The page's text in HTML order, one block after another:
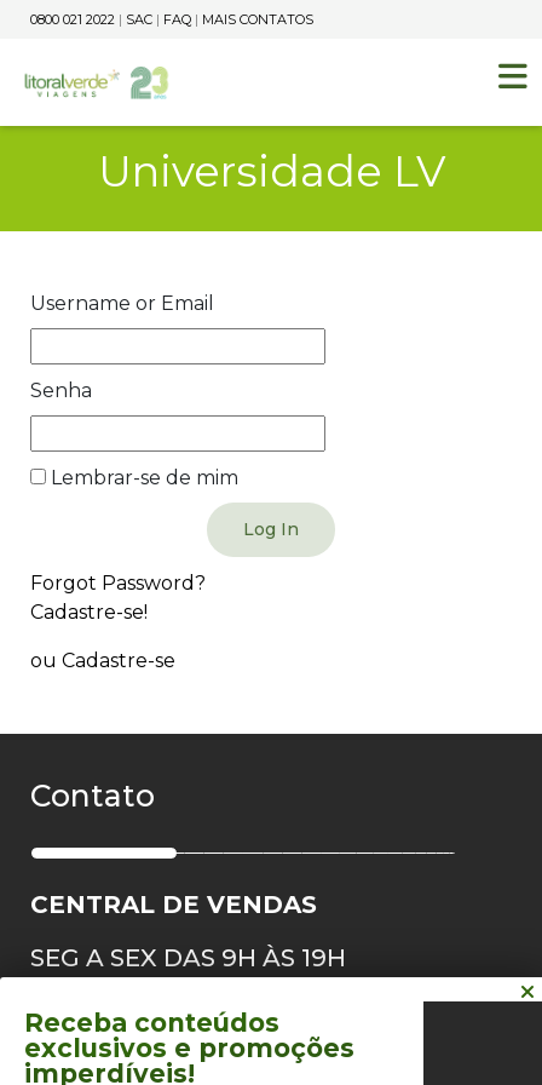
0800 021 2022 | SAC | FAQ | MAIS CONTATOS
Universidade LV
Username or Email
Senha
Lembrar-se de mim
Forgot Password?
Cadastre-se!
ou Cadastre-se
Contato
CENTRAL DE VENDAS
SEG A SEX DAS 9H ÀS 19H
0800 021 2022
Receba conteúdos
exclusivos e promoções
imperdíveis!